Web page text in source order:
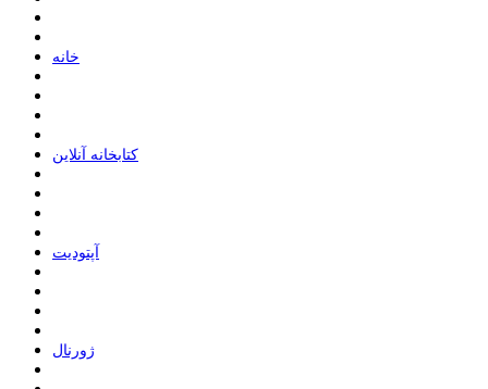
ﺧﺎﻧﻪ
ﮐﺘﺎﺑﺨﺎﻧﻪ ﺁﻧﻼﯾﻦ
ﺁﭘﺘﻮﺩﯾﺖ
ﮊﻭﺭﻧﺎﻝ